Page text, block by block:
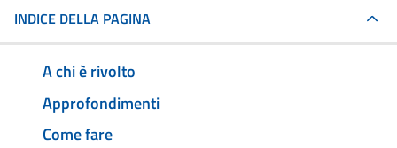
INDICE DELLA PAGINA
A chi è rivolto
Approfondimenti
Come fare